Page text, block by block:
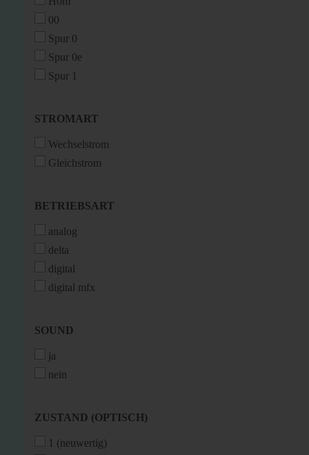
00
Spur 0
Spur 0e
Spur 1
STROMART
STROMART
Wechselstrom
Gleichstrom
BETRIEBSART
BETRIEBSART
analog
delta
digital
digital mfx
SOUND
SOUND
ja
nein
ZUSTAND
ZUSTAND (OPTISCH)
1 (neuwertig)